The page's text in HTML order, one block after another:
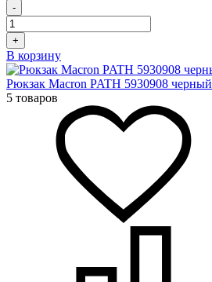
-
+
В корзину
Рюкзак Macron PATH 5930908 черный
5 товаров